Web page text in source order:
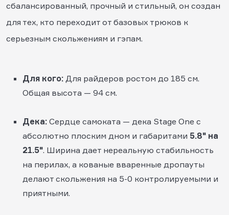
сбалансированный, прочный и стильный, он создан
для тех, кто переходит от базовых трюков к
серьезным скольжениям и гэпам.
Для кого: Для райдеров ростом до 185 см.
Общая высота — 94 см.
Дека: Сердце самоката — дека Stage One с
абсолютно плоским дном и габаритами 5.8" на
21.5". Ширина дает нереальную стабильность
на перилах, а кованые вваренные дропауты
делают скольжения на 5-0 контролируемыми и
приятными.